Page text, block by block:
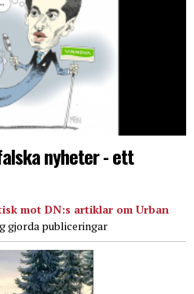
nyheter - ett
mot DN:s artiklar om Urban
gjorda publiceringar